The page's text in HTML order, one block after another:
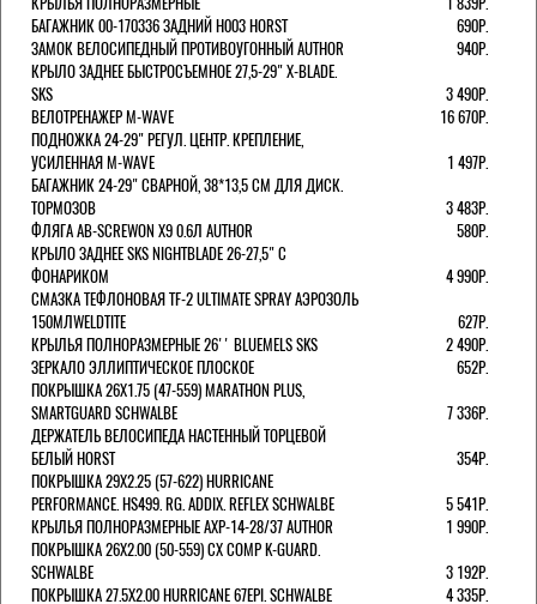
БАГАЖНИК 00-170336 ЗАДНИЙ H003 HORST
690Р.
ЗАМОК ВЕЛОСИПЕДНЫЙ ПРОТИВОУГОННЫЙ AUTHOR
940Р.
КРЫЛО ЗАДНЕЕ БЫСТРОСЪЕМНОЕ 27,5-29" X-BLADE.
SKS
3 490Р.
ВЕЛОТРЕНАЖЕР M-WAVE
16 670Р.
ПОДНОЖКА 24-29" РЕГУЛ. ЦЕНТР. КРЕПЛЕНИЕ,
УСИЛЕННАЯ M-WAVE
1 497Р.
БАГАЖНИК 24-29" СВАРНОЙ, 38*13,5 СМ ДЛЯ ДИСК.
ТОРМОЗОВ
3 483Р.
ФЛЯГА AB-SCREWON X9 0.6Л AUTHOR
580Р.
КРЫЛО ЗАДНЕЕ SKS NIGHTBLADE 26-27,5" С
ФОНАРИКОМ
4 990Р.
СМАЗКА ТЕФЛОНОВАЯ TF-2 ULTIMATE SPRAY АЭРОЗОЛЬ
150МЛWELDTITE
627Р.
КРЫЛЬЯ ПОЛНОРАЗМЕРНЫЕ 26'' BLUEMELS SKS
2 490Р.
ЗЕРКАЛО ЭЛЛИПТИЧЕСКОЕ ПЛОСКОЕ
652Р.
ПОКРЫШКА 26X1.75 (47-559) MARATHON PLUS,
SMARTGUARD SCHWALBE
7 336Р.
ДЕРЖАТЕЛЬ ВЕЛОCИПЕДА НАСТЕННЫЙ ТОРЦЕВОЙ
БЕЛЫЙ HORST
354Р.
ПОКРЫШКА 29X2.25 (57-622) HURRICANE
PERFORMANCE. HS499. RG. ADDIX. REFLEX SCHWALBE
5 541Р.
КРЫЛЬЯ ПОЛНОРАЗМЕРНЫЕ AXP-14-28/37 AUTHOR
1 990Р.
ПОКРЫШКА 26X2.00 (50-559) CX COMP K-GUARD.
SCHWALBE
3 192Р.
ПОКРЫШКА 27.5X2.00 HURRICANE 67EPI. SCHWALBE
4 335Р.